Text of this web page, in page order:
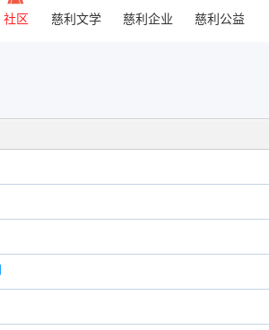
社区
慈利文学
慈利企业 慈利公益